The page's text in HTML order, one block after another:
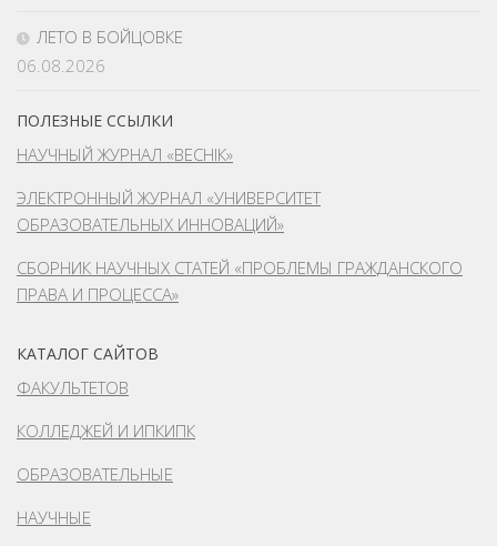
ЛЕТО В БОЙЦОВКЕ
06.08.2026
ПОЛЕЗНЫЕ ССЫЛКИ
НАУЧНЫЙ ЖУРНАЛ «ВЕСНІК»
ЭЛЕКТРОННЫЙ ЖУРНАЛ «УНИВЕРСИТЕТ
ОБРАЗОВАТЕЛЬНЫХ ИННОВАЦИЙ»
СБОРНИК НАУЧНЫХ СТАТЕЙ «ПРОБЛЕМЫ ГРАЖДАНСКОГО
ПРАВА И ПРОЦЕССА»
КАТАЛОГ САЙТОВ
ФАКУЛЬТЕТОВ
КОЛЛЕДЖЕЙ И ИПКИПК
ОБРАЗОВАТЕЛЬНЫЕ
НАУЧНЫЕ